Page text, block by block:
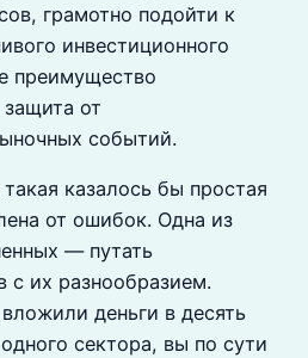
грамотно подойти к
инвестиционного
преимущество
от
событий.
казалось бы простая
от ошибок. Одна из
— путать
с их разнообразием.
деньги в десять
сектора, вы по сути